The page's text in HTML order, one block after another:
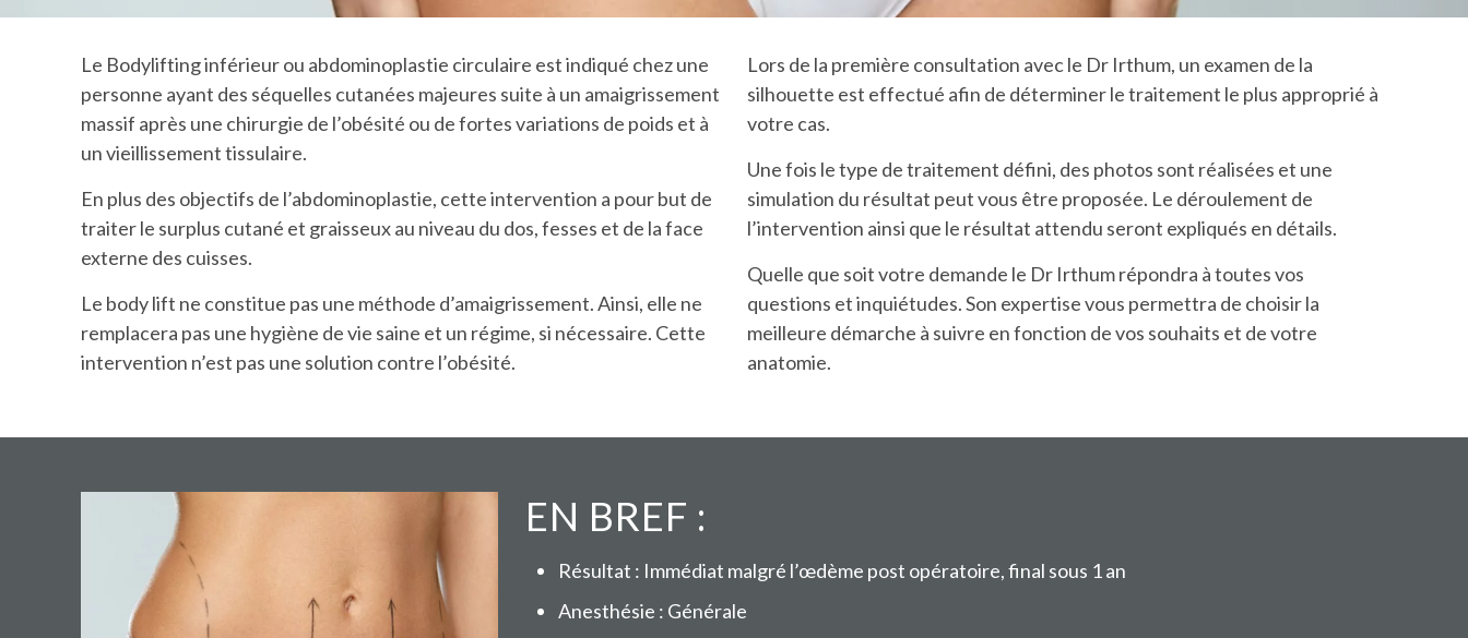
Le Bodylifting inférieur ou abdominoplastie circulaire est indiqué chez une
personne ayant des séquelles cutanées majeures suite à un amaigrissement
massif après une chirurgie de l’obésité ou de fortes variations de poids et à
un vieillissement tissulaire.
En plus des objectifs de l’abdominoplastie, cette intervention a pour but de
traiter le surplus cutané et graisseux au niveau du dos, fesses et de la face
externe des cuisses.
Le body lift ne constitue pas une méthode d’amaigrissement. Ainsi, elle ne
remplacera pas une hygiène de vie saine et un régime, si nécessaire. Cette
intervention n’est pas une solution contre l’obésité.
Lors de la première consultation avec le Dr Irthum, un examen de la
silhouette est effectué afin de déterminer le traitement le plus approprié à
votre cas.
Une fois le type de traitement défini, des photos sont réalisées et une
simulation du résultat peut vous être proposée. Le déroulement de
l’intervention ainsi que le résultat attendu seront expliqués en détails.
Quelle que soit votre demande le Dr Irthum répondra à toutes vos
questions et inquiétudes. Son expertise vous permettra de choisir la
meilleure démarche à suivre en fonction de vos souhaits et de votre
anatomie.
EN BREF :
Résultat : Immédiat malgré l’œdème post opératoire, final sous 1 an
Anesthésie : Générale